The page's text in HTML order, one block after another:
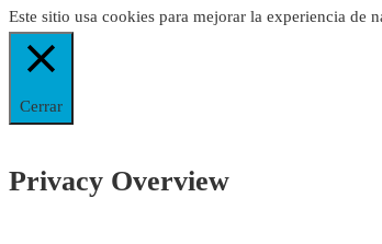
Este sitio usa cookies para mejorar la experiencia de
Cerrar
Privacy Overview